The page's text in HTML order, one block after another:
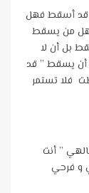
قد أسقط فهل
هل من يسقط
بل أن لا
أن يسقط ” قد
فلا تستمر
” أنت
و فرحي